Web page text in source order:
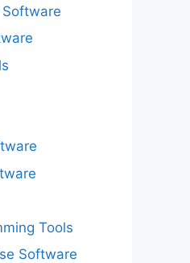
Software
Tools
Software